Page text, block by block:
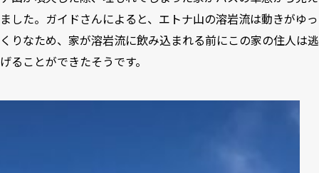
ました。ガイドさんによると、エトナ山の溶岩流は動きがゆっ
くりなため、家が溶岩流に飲み込まれる前にこの家の住人は逃
げることができたそうです。